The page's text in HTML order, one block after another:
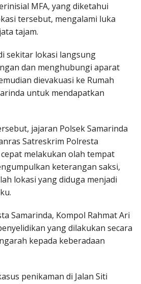
MFA, yang diketahui
tersebut, mengalami luka
tajam.
sekitar lokasi langsung
dan menghubungi aparat
dievakuasi ke Rumah
untuk mendapatkan
jajaran Polsek Samarinda
Satreskrim Polresta
melakukan olah tempat
keterangan saksi,
lokasi yang diduga menjadi
Samarinda, Kompol Rahmat Ari
yang dilakukan secara
kepada keberadaan
penikaman di Jalan Siti